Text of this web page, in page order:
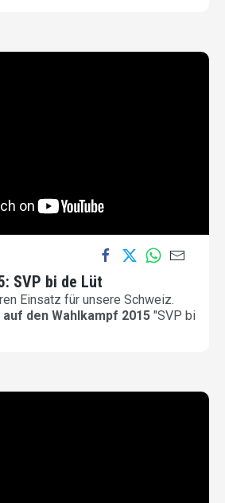
SVP bi de Lüt
Einsatz für unsere Schweiz.
auf den Wahlkampf 2015 "SVP bi